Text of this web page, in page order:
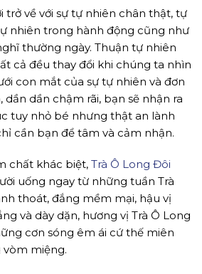
trở về với sự tự nhiên chân thật, tự
nhiên trong hành động cũng như
thường ngày. Thuận tự nhiên
cả đều thay đổi khi chúng ta nhìn
con mắt của sự tự nhiên và đơn
dần dần chậm rãi, bạn sẽ nhận ra
tuy nhỏ bé nhưng thật an lành
cần bạn để tâm và cảm nhận.
chất khác biệt, Trà Ô Long Đôi
uống ngay từ những tuần Trà
thoát, đắng mềm mại, hậu vị
và dày dặn, hương vị Trà Ô Long
cơn sóng êm ái cứ thế miên
miệng.